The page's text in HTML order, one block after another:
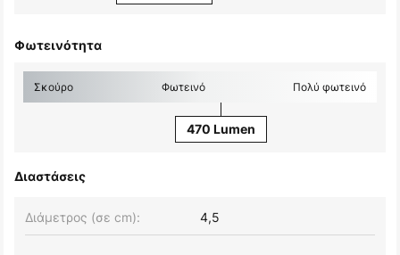
Φωτεινότητα
Σκούρο Φωτεινό Πολύ φωτεινό
470 Lumen
Διαστάσεις
Διάμετρος (σε cm): 4,5